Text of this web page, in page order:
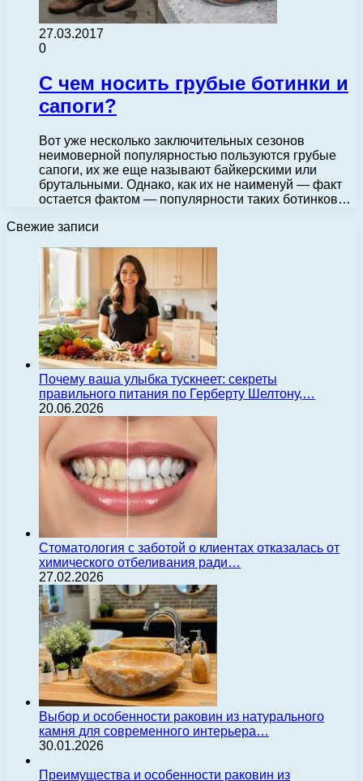
27.03.2017
0
С чем носить грубые ботинки и
сапоги?
Вот уже несколько заключительных сезонов
неимоверной популярностью пользуются грубые
сапоги, их же еще называют байкерскими или
брутальными. Однако, как их не наименуй — факт
остается фактом — популярности таких ботинков…
Свежие записи
Почему ваша улыбка тускнеет: секреты
правильного питания по Герберту Шелтону,…
20.06.2026
Стоматология с заботой о клиентах отказалась от
химического отбеливания ради…
27.02.2026
Выбор и особенности раковин из натурального
камня для современного интерьера…
30.01.2026
Преимущества и особенности раковин из